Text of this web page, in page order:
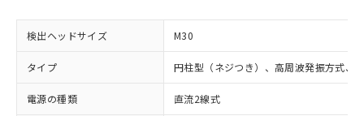
検出ヘッドサイズ M30
タイプ 円柱型（ネジつき）、高周波発振方式、
電源の種類 直流2線式